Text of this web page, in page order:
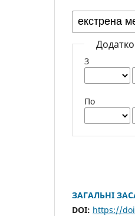
З
По
ЗАГАЛЬНІ
DOI: https://